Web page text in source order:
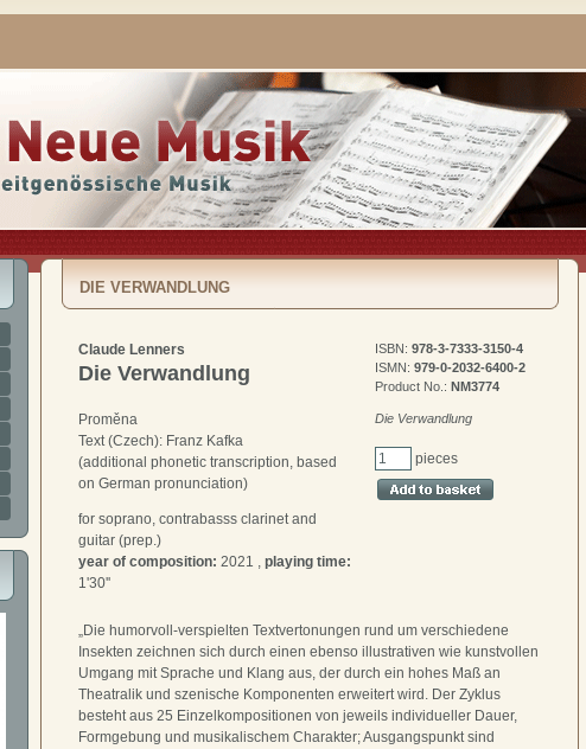
DIE VERWANDLUNG
Claude Lenners
Die Verwandlung
Proměna
Text (Czech): Franz Kafka
(additional phonetic transcription, based
on German pronunciation)
for soprano, contrabasss clarinet and
guitar (prep.)
ISBN: 978-3-7333-3150-4
ISMN: 979-0-2032-6400-2
Product No.: NM3774
Die Verwandlung
pieces
year of composition: 2021 , playing time:
1'30''
„Die humorvoll-verspielten Textvertonungen rund um verschiedene
Insekten zeichnen sich durch einen ebenso illustrativen wie kunstvollen
Umgang mit Sprache und Klang aus, der durch ein hohes Maß an
Theatralik und szenische Komponenten erweitert wird. Der Zyklus
besteht aus 25 Einzelkompositionen von jeweils individueller Dauer,
Formgebung und musikalischem Charakter; Ausgangspunkt sind